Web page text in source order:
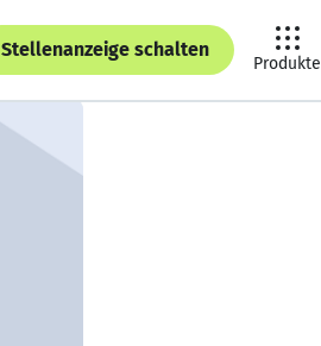
Stellenanzeige schalten
Produkte